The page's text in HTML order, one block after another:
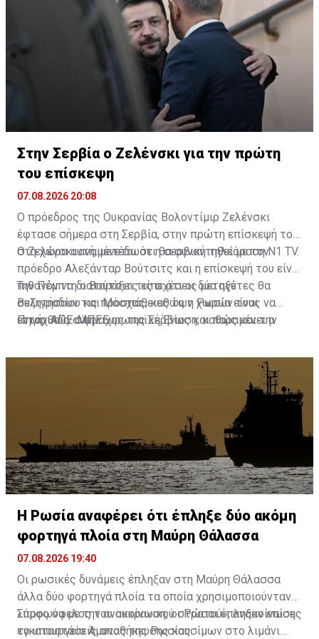
αναζητούν λίγη δροσιά.
Στην Σερβία ο Ζελένσκι για την πρώτη
του επίσκεψη
07.08.2026 20:08
Ο πρόεδρος της Ουκρανίας Βολοντίμιρ Ζελένσκι
έφτασε σήμερα στη Σερβία, στην πρώτη επίσκεψή του
στη χώρα αυτή, μετέδωσε η σερβική τηλεόραση N1 TV.
Ο Ζελένσκι αναμένεται ότι θα συναντηθεί με τον
πρόεδρο Αλεξάνταρ Βούτσιτς και η επίσκεψή του είναι
πιθανόν να διαταράξει τις σχέσεις μεταξύ
Βελιγραδίου και Μόσχας, καθώς η Ρωσία είναι
ιστορικός σύμμαχος της Σερβίας και παραμένει ο
Την Πέμπτη ο Βούτσιτς είπε ότι οι δύο ηγέτες θα
συζητήσουν τις προσπάθειες των χωρών τους να
ενταχθούν στην Ευρωπαϊκή Ένωση, καθώς και την
Πηγή: ΑΠΕ-ΜΠΕ
Η Ρωσία αναφέρει ότι έπληξε δύο ακόμη
φορτηγά πλοία στη Μαύρη Θάλασσα
07.08.2026 19:40
Οι ρωσικές δυνάμεις έπληξαν στη Μαύρη Θάλασσα
άλλα δύο φορτηγά πλοία τα οποία χρησιμοποιούνταν
«προς όφελος του ουκρανικού στρατού», ανακοίνωσε
το υπουργείο Άμυνας της Ρωσίας.
Σύμφωνα με την ανακοίνωση, οι Ρώσοι έπληξαν επίσης
εγκαταστάσεις αποθήκευσης καυσίμων στο λιμάνι